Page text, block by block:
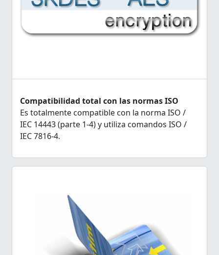
Compatibilidad total con las normas ISO
Es totalmente compatible con la norma ISO /
IEC 14443 (parte 1-4) y utiliza comandos ISO /
IEC 7816-4.